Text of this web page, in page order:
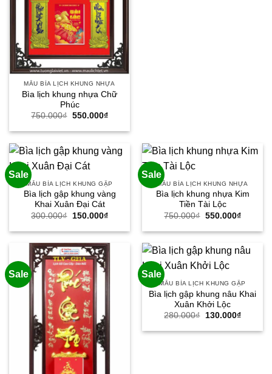
MẪU BÌA LỊCH KHUNG NHỰA
Bìa lịch khung nhựa Chữ
Phúc
750.000₫ Giá
là:
550.000₫Giá
tại
550.000₫.
Sale
MẪU BÌA LỊCH KHUNG GẬP
Bìa lịch gập khung vàng
Khai Xuân Đại Cát
300.000₫
Giá
là:
150.000₫Giá
tại
150.000₫.
Sale
MẪU BÌA LỊCH KHUNG NHỰA
Bìa lịch khung nhựa Kim
Tiền Tài Lộc
750.000₫ Giá
là:
550.000₫Giá
tại
Sale Sale
MẪU BÌA LỊCH KHUNG GẬP
Bìa lịch gập khung nâu Khai
Xuân Khởi Lộc
280.000₫
Giá
là:
130.000₫Giá
tại